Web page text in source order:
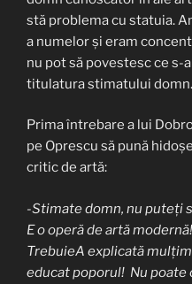
stă problema cu statuia.
a numelor și eram
nu pot să povestesc ce s-
titulatura stimatului domn.
Prima întrebare a lui
pe Oprescu să pună
critic de artă:
-Stimate domn, nu puteți
E o operă de artă
TrebuieA explicată
educat poporul! Nu poate